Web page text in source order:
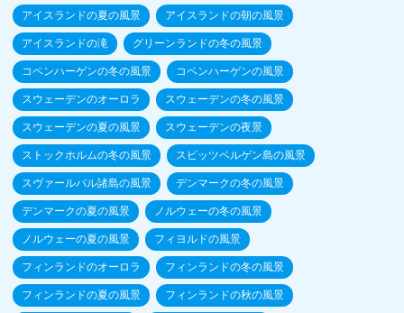
アイスランドの夏の風景 アイスランドの朝の風景
アイスランドの滝 グリーンランドの冬の風景
コペンハーゲンの冬の風景 コペンハーゲンの風景
スウェーデンのオーロラ スウェーデンの冬の風景
スウェーデンの夏の風景 スウェーデンの夜景
ストックホルムの冬の風景 スピッツベルゲン島の風景
スヴァールバル諸島の風景 デンマークの冬の風景
デンマークの夏の風景 ノルウェーの冬の風景
ノルウェーの夏の風景 フィヨルドの風景
フィンランドのオーロラ フィンランドの冬の風景
フィンランドの夏の風景 フィンランドの秋の風景